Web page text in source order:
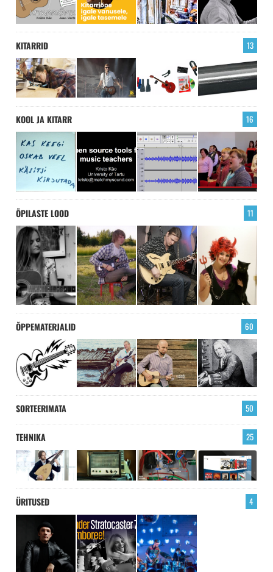
KITARRID 13
KOOL JA KITARR 16
ÕPILASTE LOOD 11
ÕPPEMATERJALID 60
SORTEERIMATA 50
TEHNIKA 25
ÜRITUSED 4